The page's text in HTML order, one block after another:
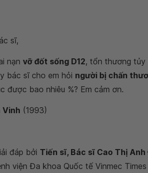
sĩ,
nạn vỡ đốt sống D12, tổn thương tủy
bác sĩ cho em hỏi người bị chấn
được bao nhiêu %? Em cảm ơn.
Vinh (1993)
đáp bởi Tiến sĩ, Bác sĩ Cao Thị
viện Đa khoa Quốc tế Vinmec Times